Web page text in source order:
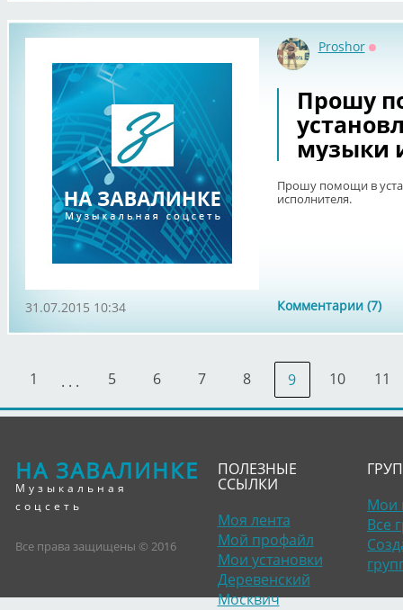
Proshor
Прошу
музыки
Прошу помощи в
исполнителя.
Комментарии (7)
31.07.2015 10:34
1 . . . 5 6 7 8 9 10 11
НА ЗАВАЛИНКЕ
Музыкальная
соцсеть
Все права защищены © 2016
ПОЛЕЗНЫЕ
ССЫЛКИ
Моя лента
Мой профайл
Мои установки
Деревенский
Москвич
Мои
Все